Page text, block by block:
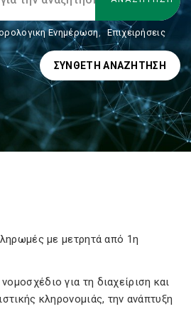
Ενημέρωση, Επιχειρήσεις
ΣΎΝΘΕΤΗ ΑΝΑΖΉΤΗΣΗ
με μετρητά από 1η
για τη διαχείριση και
κληρονομιάς, την ανάπτυξη